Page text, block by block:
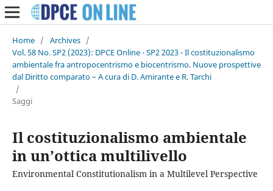
Home / Archives /
Vol. 58 No. SP2 (2023): DPCE Online - SP2 2023 - Il costituzionalismo
ambientale fra antropocentrismo e biocentrismo. Nuove prospettive
dal Diritto comparato – A cura di D. Amirante e R. Tarchi
/
Saggi
Il costituzionalismo ambientale
in un’ottica multilivello
Environmental Constitutionalism in a Multilevel Perspective